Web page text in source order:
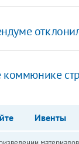
коммюнике
Ивенты